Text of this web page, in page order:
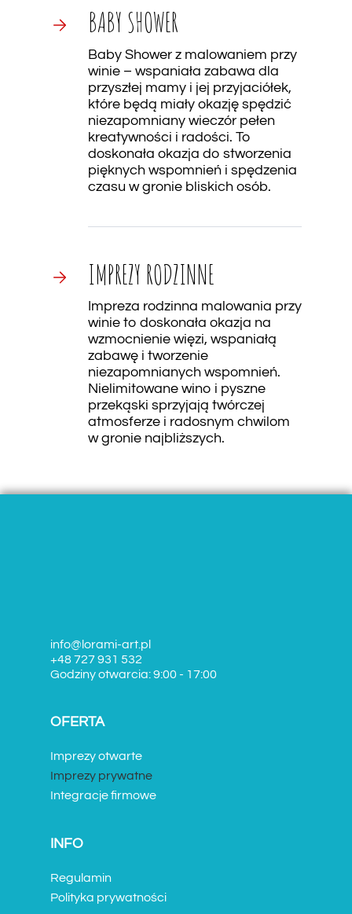
BABY SHOWER
Baby Shower z malowaniem przy
winie – wspaniała zabawa dla
przyszłej mamy i jej przyjaciółek,
które będą miały okazję spędzić
niezapomniany wieczór pełen
kreatywności i radości. To
doskonała okazja do stworzenia
pięknych wspomnień i spędzenia
czasu w gronie bliskich osób.
IMPREZY RODZINNE
Impreza rodzinna malowania przy
winie to doskonała okazja na
wzmocnienie więzi, wspaniałą
zabawę i tworzenie
niezapomnianych wspomnień.
Nielimitowane wino i pyszne
przekąski sprzyjają twórczej
atmosferze i radosnym chwilom
w gronie najbliższych.
info@lorami-art.pl
+48 727 931 532
Godziny otwarcia: 9:00 - 17:00
OFERTA
Imprezy otwarte
Imprezy prywatne
Integracje firmowe
INFO
Regulamin
Polityka prywatności